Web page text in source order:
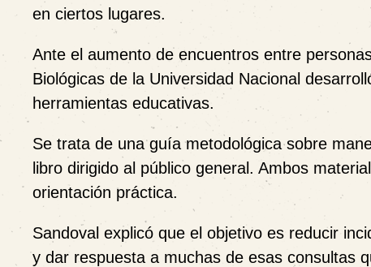
en ciertos lugares.
Ante el aumento de encuentros entre
Biológicas de la Universidad Nacional
herramientas educativas.
Se trata de una guía metodológica sobre
libro dirigido al público general. Ambos
orientación práctica.
Sandoval explicó que el objetivo es reducir
y dar respuesta a muchas de esas consultas